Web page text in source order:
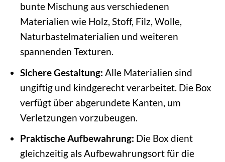
bunte Mischung aus verschiedenen
Materialien wie Holz, Stoff, Filz, Wolle,
Naturbastelmaterialien und weiteren
spannenden Texturen.
Sichere Gestaltung: Alle Materialien sind
ungiftig und kindgerecht verarbeitet. Die Box
verfügt über abgerundete Kanten, um
Verletzungen vorzubeugen.
Praktische Aufbewahrung: Die Box dient
gleichzeitig als Aufbewahrungsort für die